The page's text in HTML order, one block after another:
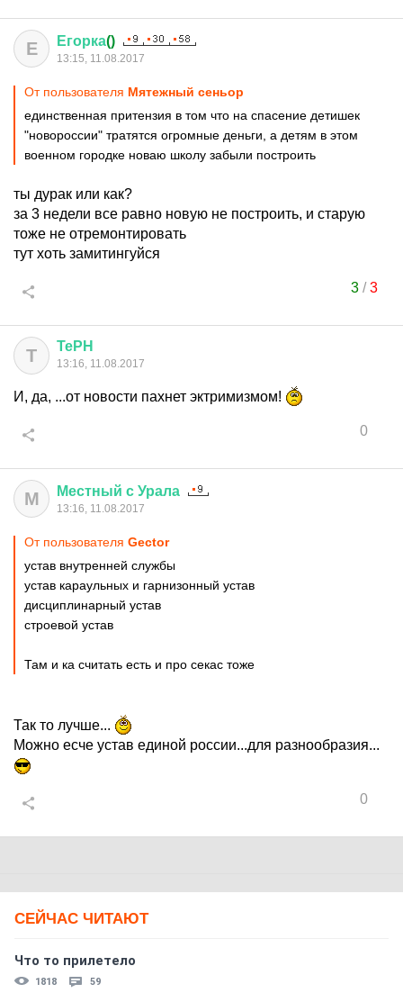
Е Егорка()
13:15, 11.08.2017
От пользователя Мятежный сеньор
единственная притензия в том что на спасение детишек
"новороссии" тратятся огромные деньги, а детям в этом
военном городке новаю школу забыли построить
ты дурак или как?
за 3 недели все равно новую не построить, и старую
тоже не отремонтировать
тут хоть замитингуйся
3/3
Т ТеРН
13:16, 11.08.2017
И, да, ...от новости пахнет эктримизмом!
0
М Местный с Урала
13:16, 11.08.2017
От пользователя Gector
устав внутренней службы
устав караульных и гарнизонный устав
дисциплинарный устав
строевой устав
Там и ка считать есть и про секас тоже
Так то лучше...
Можно есче устав единой россии...для разнообразия...
0
СЕЙЧАС ЧИТАЮТ
Что то прилетело
1818 59